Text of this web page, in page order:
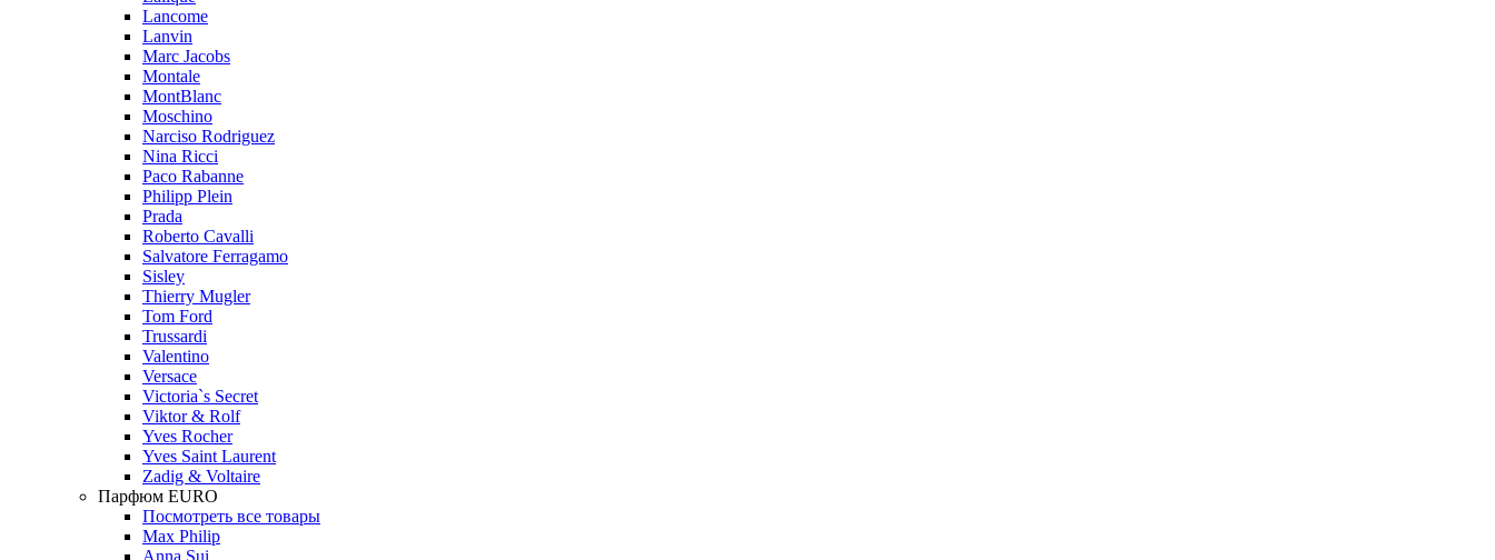
Lancome
Lanvin
Marc Jacobs
Montale
MontBlanc
Moschino
Narciso Rodriguez
Nina Ricci
Paco Rabanne
Philipp Plein
Prada
Roberto Cavalli
Salvatore Ferragamo
Sisley
Thierry Mugler
Tom Ford
Trussardi
Valentino
Versace
Victoria`s Secret
Viktor & Rolf
Yves Rocher
Yves Saint Laurent
Zadig & Voltaire
Парфюм EURO
Посмотреть все товары
Max Philip
Anna Sui